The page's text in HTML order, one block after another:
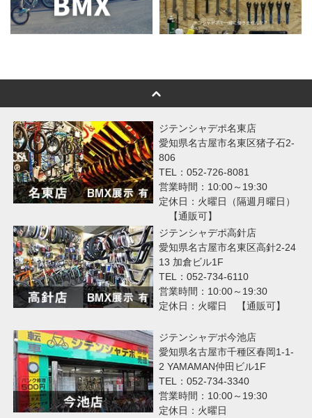
ジテンシャデポ名東店
愛知県名古屋市名東区猪子石2-
806
TEL：052-726-8081
営業時間：10:00～19:30
定休日：火曜日（隔週月曜日）
【通販可】
ジテンシャデポ高針店
愛知県名古屋市名東区高針2-24
13 加倉ビル1F
TEL：052-734-6110
営業時間：10:00～19:30
定休日：火曜日 【通販可】
ジテンシャデポ今池店
愛知県名古屋市千種区春岡1-1-
2 YAMAMAN仲田ビル1F
TEL：052-734-3340
営業時間：10:00～19:30
定休日：火曜日